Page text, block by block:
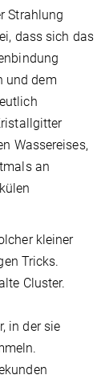
Strahlung
dass sich das
und dem
Wassereises,
an
kleiner
Tricks.
Cluster.
in der sie